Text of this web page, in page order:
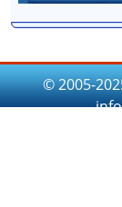
© 2005-